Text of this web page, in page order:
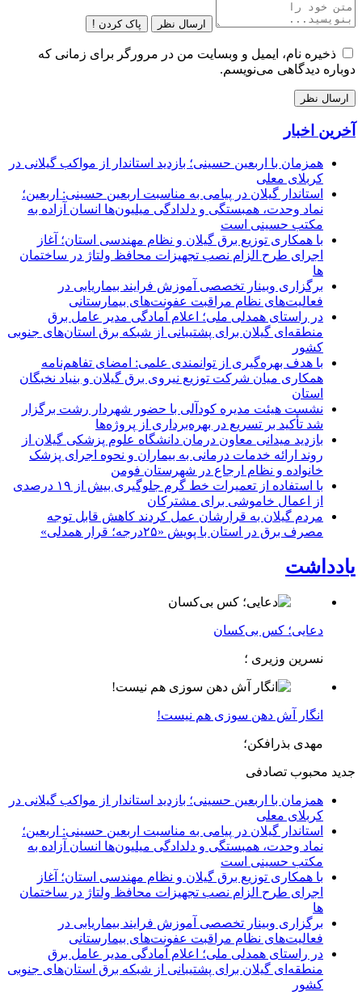
ارسال نظر پاک کردن !
ذخیره نام، ایمیل و وبسایت من در مرورگر برای زمانی که
دوباره دیدگاهی می‌نویسم.
آخرین اخبار
همزمان با اربعین حسینی؛ بازدید استاندار از مواکب گیلانی در
کربلای معلی
استاندار گیلان در پیامی به مناسبت اربعین حسینی: اربعین؛
نماد وحدت، همبستگی و دلدادگی میلیون‌ها انسان آزاده به
مکتب حسینی است
با همکاری توزیع برق گیلان و نظام مهندسی استان؛ آغاز
اجرای طرح الزام نصب تجهیزات محافظ ولتاژ در ساختمان
ها
برگزاری وبینار تخصصی آموزش فرایند بیماریابی در
فعالیت‌های نظام مراقبت عفونت‌های بیمارستانی
در راستای همدلی ملی؛ اعلام آمادگی مدیر عامل برق
منطقه‌ای گیلان برای پشتیبانی از شبكه برق استان‌های جنوبی
كشور
با هدف بهره‌گیری از توانمندی علمی: امضای تفاهم‌نامه
همكاری میان شركت توزیع نیروی برق گیلان و بنیاد نخبگان
استان
نشست هیئت مدیره کودآلی با حضور شهردار رشت برگزار
شد تأکید بر تسریع در بهره‌برداری از پروژه‌ها
بازدید میدانی معاون درمان دانشگاه علوم پزشکی گیلان از
روند ارائه خدمات درمانی به بیماران و نحوه اجرای پزشک
خانواده و نظام ارجاع در شهرستان فومن
با استفاده از تعمیرات خط گرم جلوگیری بیش از ۱۹ درصدی
از اعمال خاموشی برای مشتركان
مردم گیلان به قرارشان عمل کردند كاهش قابل توجه
مصرف برق در استان با پویش «۲۵درجه؛ قرار همدلی»
یادداشت
دعایی؛ کس بی‌کسان
نسرین وزیری ؛
انگار آش دهن سوزی هم نیست!
مهدی بذرافکن؛
جدید محبوب تصادفی
همزمان با اربعین حسینی؛ بازدید استاندار از مواکب گیلانی در
کربلای معلی
استاندار گیلان در پیامی به مناسبت اربعین حسینی: اربعین؛
نماد وحدت، همبستگی و دلدادگی میلیون‌ها انسان آزاده به
مکتب حسینی است
با همکاری توزیع برق گیلان و نظام مهندسی استان؛ آغاز
اجرای طرح الزام نصب تجهیزات محافظ ولتاژ در ساختمان
ها
برگزاری وبینار تخصصی آموزش فرایند بیماریابی در
فعالیت‌های نظام مراقبت عفونت‌های بیمارستانی
در راستای همدلی ملی؛ اعلام آمادگی مدیر عامل برق
منطقه‌ای گیلان برای پشتیبانی از شبكه برق استان‌های جنوبی
كشور